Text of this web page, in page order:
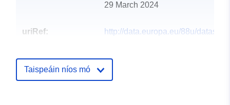
29 March 2024
uriRef:
http://data.europa.eu/88u/
Taispeáin níos mó